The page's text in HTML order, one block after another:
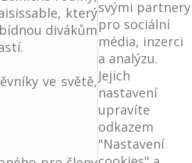
který
divákům
ve světě,
svými partnery
pro sociální
média, inzerci
a analýzu.
Jejich
nastavení
upravíte
odkazem
"Nastavení